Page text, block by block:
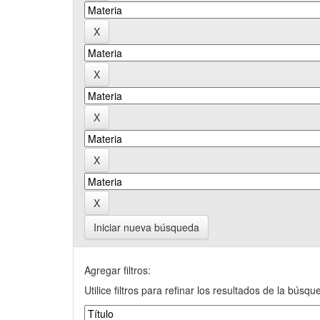
Iniciar nueva búsqueda
Agregar filtros:
Utilice filtros para refinar los resultados de la